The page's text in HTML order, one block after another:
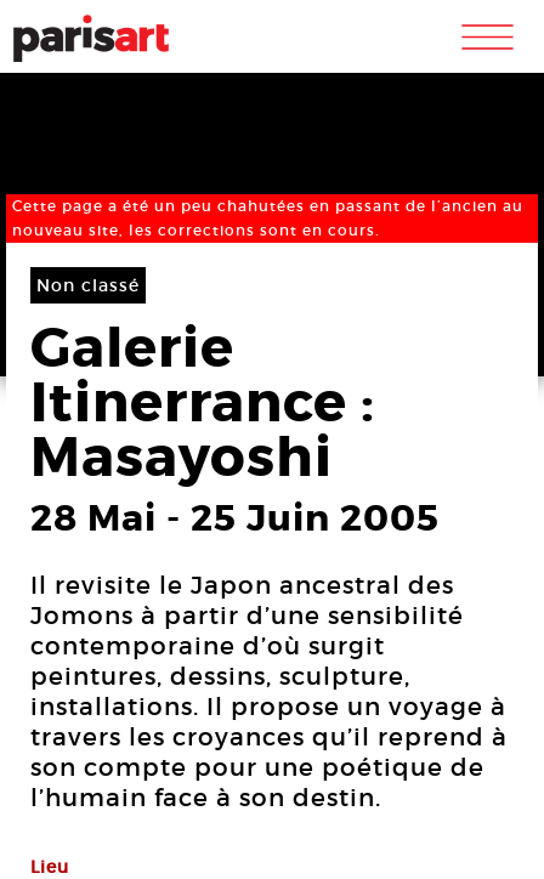
m
Cette page a été un peu chahutées en passant de l’ancien au
nouveau site, les corrections sont en cours.
Non classé
Galerie
Itinerrance :
Masayoshi
28 Mai - 25 Juin 2005
Il revisite le Japon ancestral des
Jomons à partir d’une sensibilité
contemporaine d’où surgit
peintures, dessins, sculpture,
installations. Il propose un voyage à
travers les croyances qu’il reprend à
son compte pour une poétique de
l’humain face à son destin.
Lieu